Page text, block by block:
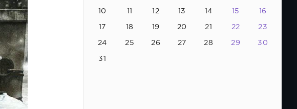
10 11 12 13 14 15 16
17 18 19 20 21 22 23
24 25 26 27 28 29 30
31